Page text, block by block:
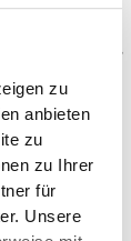
zu
anbieten
zu
zu Ihrer
für
Unsere
fördern,